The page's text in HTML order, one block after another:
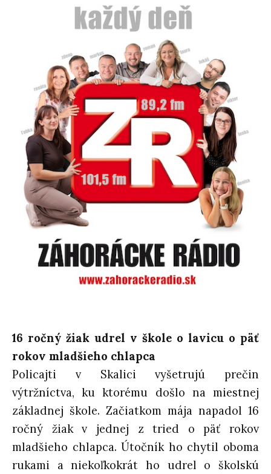
16 ročný žiak udrel v škole o lavicu o päť
rokov mladšieho chlapca
Policajti v Skalici vyšetrujú prečin
výtržníctva, ku ktorému došlo na miestnej
základnej škole. Začiatkom mája napadol 16
ročný žiak v jednej z tried o päť rokov
mladšieho chlapca. Útočník ho chytil oboma
rukami a niekoľkokrát ho udrel o školskú